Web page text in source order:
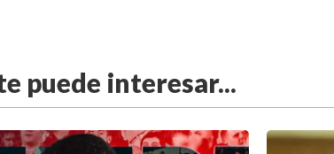
puede interesar...